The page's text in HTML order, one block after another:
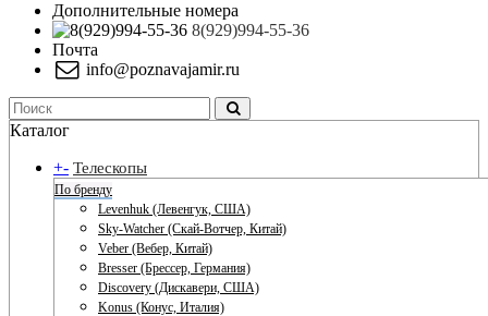
Дополнительные номера
8(929)994-55-36
Почта
info@poznavajamir.ru
Каталог
+- Телескопы
По бренду
Levenhuk (Левенгук, США)
Sky-Watcher (Скай-Вотчер, Китай)
Veber (Вебер, Китай)
Bresser (Брессер, Германия)
Discovery (Дискавери, США)
Konus (Конус, Италия)